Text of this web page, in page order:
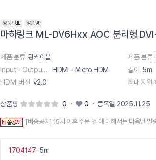
마하링크 ML-DV6Hxx AOC 분리형
제품 분류 광케이블 제품 분류
Input - Output 단자
HDMI - Micro HDMI 길이 5m
HDMI 버전 v2.0 최대 지원
상품평 0 · 0 · 등록일 2025.11.25
[배송공지] 15시 이후 주문 건 에 대해서는 다음날 발
1704147-5m